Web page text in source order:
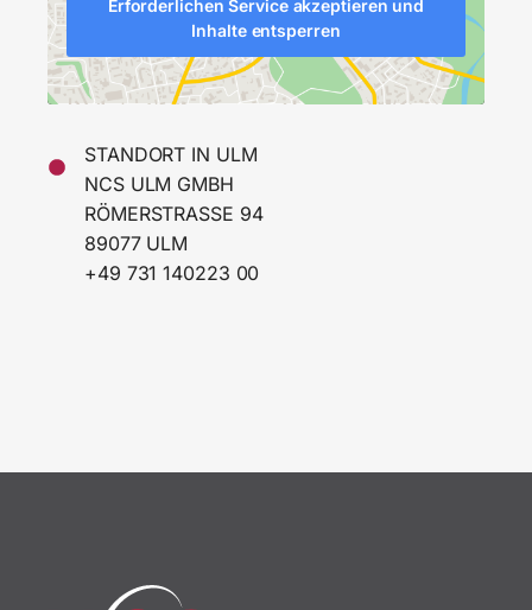
Erforderlichen Service akzeptieren und
Inhalte entsperren
STANDORT IN ULM
NCS ULM GMBH
RÖMERSTRASSE 94
89077 ULM
+49 731 140223 00